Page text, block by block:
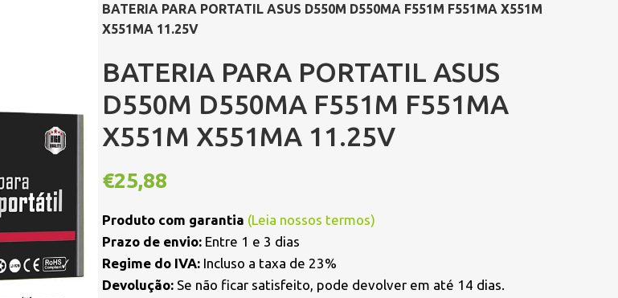
BATERIA PARA PORTATIL ASUS D550M D550MA F551M F551MA X551M
X551MA 11.25V
BATERIA PARA PORTATIL ASUS
D550M D550MA F551M F551MA
X551M X551MA 11.25V
€25,88
Produto com garantia (Leia nossos termos)
Prazo de envio: Entre 1 e 3 dias
Regime do IVA: Incluso a taxa de 23%
Devolução: Se não ficar satisfeito, pode devolver em até 14 dias.